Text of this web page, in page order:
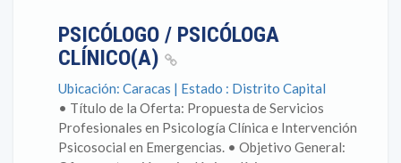
PSICÓLOGO / PSICÓLOGA
CLÍNICO(A)
Ubicación: Caracas | Estado : Distrito Capital
• Título de la Oferta: Propuesta de Servicios
Profesionales en Psicología Clínica e Intervención
Psicosocial en Emergencias. • Objetivo General: